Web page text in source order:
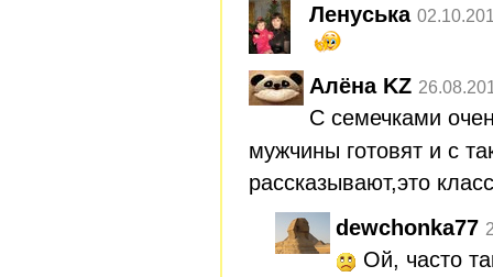
Ленуська
Алёна KZ
С семечками
мужчины готовят и с
рассказывают,это
dewchonka77
Ой, часто